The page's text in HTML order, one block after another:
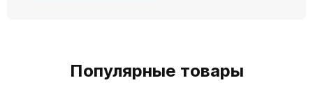
Популярные товары